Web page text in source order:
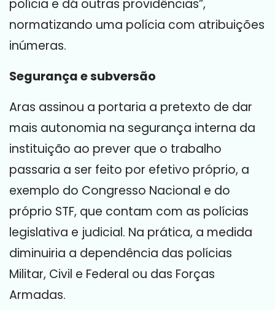
polícia e dá outras providências”,
normatizando uma polícia com atribuições
inúmeras.
Segurança e subversão
Aras assinou a portaria a pretexto de dar
mais autonomia na segurança interna da
instituição ao prever que o trabalho
passaria a ser feito por efetivo próprio, a
exemplo do Congresso Nacional e do
próprio STF, que contam com as polícias
legislativa e judicial. Na prática, a medida
diminuiria a dependência das polícias
Militar, Civil e Federal ou das Forças
Armadas.